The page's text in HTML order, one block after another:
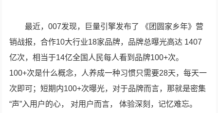
最近，007发现，巨量引擎发布了 《团圆家乡年》营
销战报，合作10大行业18家品牌，品牌总曝光高达 1407
亿次，相当于14亿全国人民每人看到品牌100+次。
100+次是什么概念，人养成一种习惯只需要28天，每天一
次即可；短期内100+次曝光，对于品牌而言，那就是密集
“声”入用户的心， 对用户而言， 体验深刻，记忆难忘。